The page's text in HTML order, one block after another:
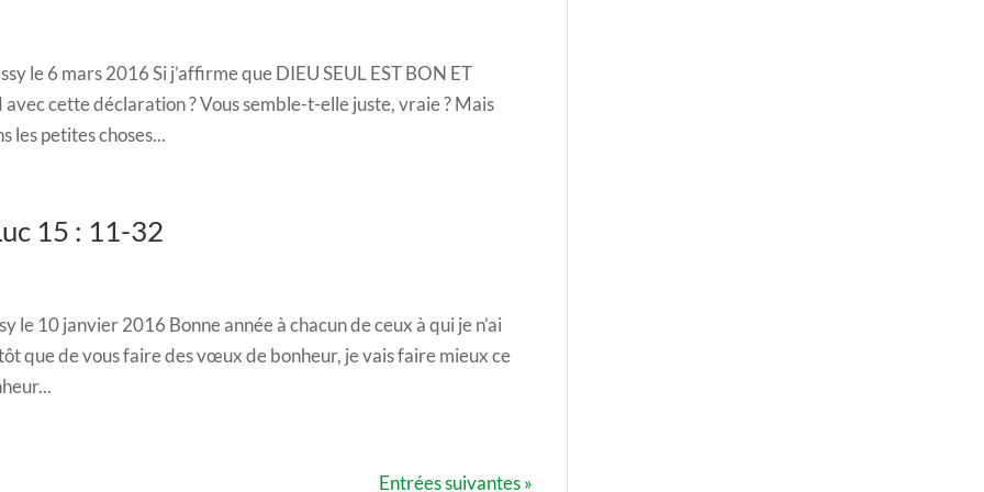
le 6 mars 2016 Si j’affirme que DIEU SEUL EST BON ET
cette déclaration ? Vous semble-t-elle juste, vraie ? Mais
les petites choses...
15 : 11-32
le 10 janvier 2016 Bonne année à chacun de ceux à qui je n’ai
que de vous faire des vœux de bonheur, je vais faire mieux ce
Entrées suivantes »